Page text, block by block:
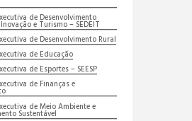
de Desenvolvimento
e Turismo – SEDEIT
de Desenvolvimento Rural
de Educação
de Esportes – SEESP
de Finanças e
de Meio Ambiente e
Sustentável